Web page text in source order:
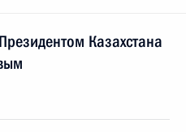
Казахстана